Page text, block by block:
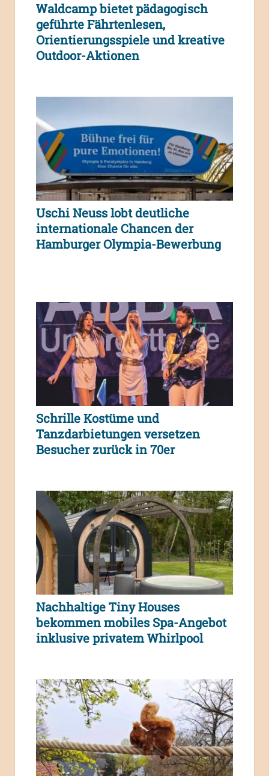
Waldcamp bietet pädagogisch
geführte Fährtenlesen,
Orientierungsspiele und kreative
Outdoor-Aktionen
Uschi Neuss lobt deutliche
internationale Chancen der
Hamburger Olympia-Bewerbung
Schrille Kostüme und
Tanzdarbietungen versetzen
Besucher zurück in 70er
Nachhaltige Tiny Houses
bekommen mobiles Spa-Angebot
inklusive privatem Whirlpool